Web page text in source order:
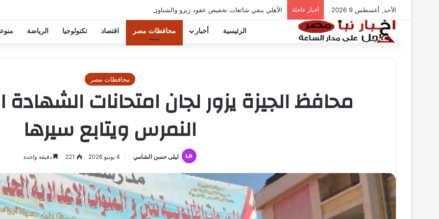
الأحد, أغسطس 9 2026 أخبار عاجلة الأهلي ينفي شائعات تخفيض عقود زيزو والشناوي
الرئيسية أخبار محافظات مصر اقتصاد تكنولوجيا الرياضة
محافظات مصر
محافظ الجيزة يزور لجان امتحانات الشهادة
النمرس ويتابع سيرها
ليلى حسن الشامي 4 يونيو 2026 221 دقيقة واحدة